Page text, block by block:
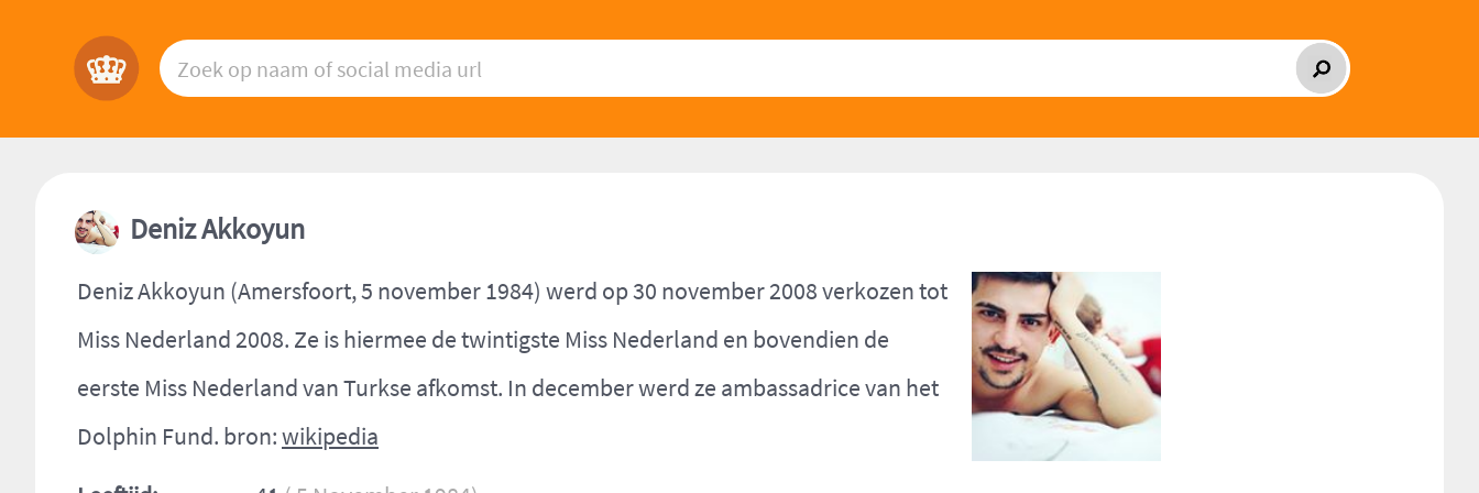
Deniz Akkoyun
Deniz Akkoyun (Amersfoort, 5 november 1984) werd op 30 november 2008 verkozen tot
Miss Nederland 2008. Ze is hiermee de twintigste Miss Nederland en bovendien de
eerste Miss Nederland van Turkse afkomst. In december werd ze ambassadrice van het
Dolphin Fund. bron:wikipedia